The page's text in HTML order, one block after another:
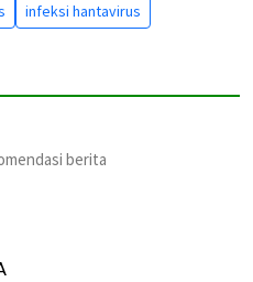
infeksi hantavirus
berita